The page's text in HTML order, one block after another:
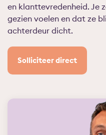
en klanttevredenheid. Je
gezien voelen en dat ze
achterdeur dicht.
Solliciteer direct